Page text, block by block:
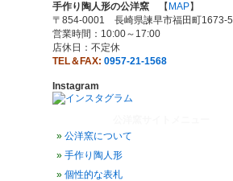
手作り陶人形の公洋窯 【 MAP】
〒854-0001 長崎県諫早市福田町1673-5
営業時間：10:00～17:00
店休日：不定休
TEL＆FAX: 0957-21-1568
Instagram
公洋窯について
手作り陶人形
個性的な表札